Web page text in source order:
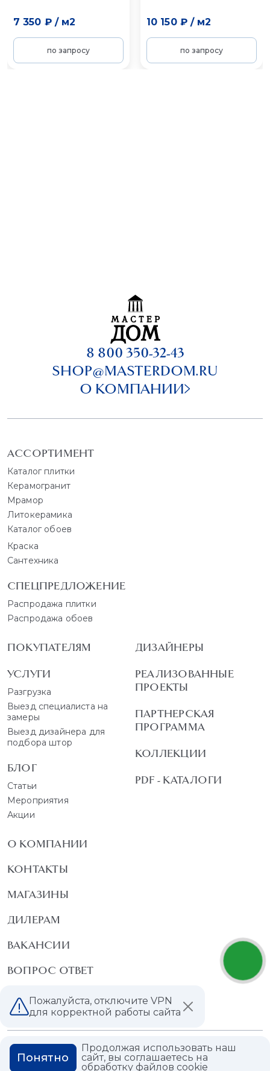
7 350 ₽/ м2
по запросу
10 150 ₽/ м2
по запросу
8 800 350-32-43
SHOP@MASTERDOM.RU
О КОМПАНИИ
АССОРТИМЕНТ
Каталог плитки
Керамогранит
Мрамор
Литокерамика
Каталог обоев
Краска
Сантехника
СПЕЦПРЕДЛОЖЕНИЕ
Распродажа плитки
Распродажа обоев
ПОКУПАТЕЛЯМ
УСЛУГИ
Разгрузка
Выезд специалиста на
замеры
Выезд дизайнера для
подбора штор
БЛОГ
Статьи
Мероприятия
Акции
ДИЗАЙНЕРЫ
РЕАЛИЗОВАННЫЕ
ПРОЕКТЫ
ПАРТНЕРСКАЯ
ПРОГРАММА
КОЛЛЕКЦИИ
PDF - КАТАЛОГИ
О КОМПАНИИ
КОНТАКТЫ
МАГАЗИНЫ
ДИЛЕРАМ
ВАКАНСИИ
ВОПРОС ОТВЕТ
ГЛОССАРИЙ
Политика конфиденциальности
Политика использования cookies
Пожалуйста, отключите VPN
для корректной работы сайта
Продолжая использовать наш
сайт, вы соглашаетесь на
обработкуфайлов cookie
Понятно